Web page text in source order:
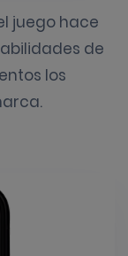
juego hace
de
los